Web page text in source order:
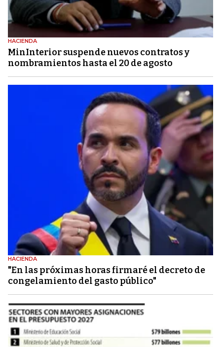
HACIENDA
MinInterior suspende nuevos contratos y
nombramientos hasta el 20 de agosto
HACIENDA
"En las próximas horas firmaré el decreto de
congelamiento del gasto público"